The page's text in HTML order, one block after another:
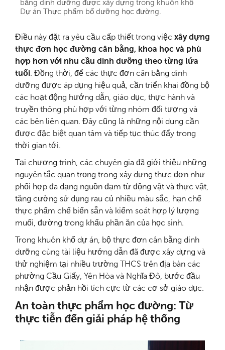
bằng dinh dưỡng được xây dựng trong khuôn khổ
Dự án Thực phẩm bổ dưỡng học đường.
Điều này đặt ra yêu cầu cấp thiết trong việc xây dựng
thực đơn học đường cân bằng, khoa học và phù
hợp hơn với nhu cầu dinh dưỡng theo từng lứa
tuổi. Đồng thời, để các thực đơn cân bằng dinh
dưỡng được áp dụng hiệu quả, cần triển khai đồng bộ
các hoạt động hướng dẫn, giáo dục, thực hành và
truyền thông phù hợp với từng nhóm đối tượng và
các bên liên quan. Đây cũng là những nội dung cần
được đặc biệt quan tâm và tiếp tục thúc đẩy trong
thời gian tới.
Tại chương trình, các chuyên gia đã giới thiệu những
nguyên tắc quan trọng trong xây dựng thực đơn như
phối hợp đa dạng nguồn đạm từ động vật và thực vật,
tăng cường sử dụng rau củ nhiều màu sắc, hạn chế
thực phẩm chế biến sẵn và kiểm soát hợp lý lượng
muối, đường trong khẩu phần ăn của học sinh.
Trong khuôn khổ dự án, bộ thực đơn cân bằng dinh
dưỡng cùng tài liệu hướng dẫn đã được xây dựng và
thử nghiệm tại nhiều trường THCS trên địa bàn các
phường Cầu Giấy, Yên Hòa và Nghĩa Đô, bước đầu
nhận được phản hồi tích cực từ các cơ sở giáo dục.
An toàn thực phẩm học đường: Từ
thực tiễn đến giải pháp hệ thống